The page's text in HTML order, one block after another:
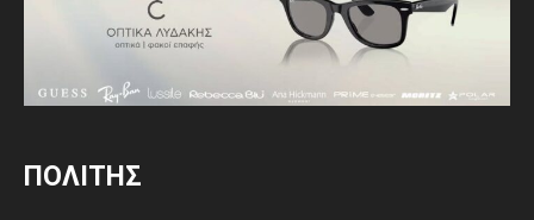
ΠΟΛΙΤΗΣ